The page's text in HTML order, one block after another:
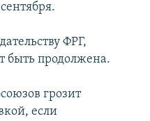
ФРГ,
быть продолжена.
грозит
если